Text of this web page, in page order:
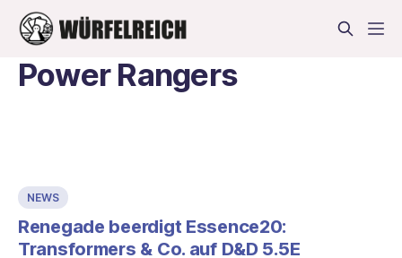
Power Rangers
NEWS
Renegade beerdigt Essence20:
Transformers & Co. auf D&D 5.5E